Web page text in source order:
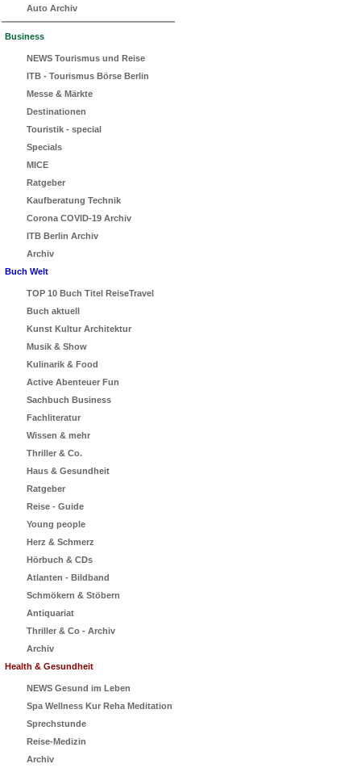
Auto Archiv
Business
NEWS Tourismus und Reise
ITB - Tourismus Börse Berlin
Messe & Märkte
Destinationen
Touristik - special
Specials
MICE
Ratgeber
Kaufberatung Technik
Corona COVID-19 Archiv
ITB Berlin Archiv
Archiv
Buch Welt
TOP 10 Buch Titel ReiseTravel
Buch aktuell
Kunst Kultur Architektur
Musik & Show
Kulinarik & Food
Active Abenteuer Fun
Sachbuch Business
Fachliteratur
Wissen & mehr
Thriller & Co.
Haus & Gesundheit
Ratgeber
Reise - Guide
Young people
Herz & Schmerz
Hörbuch & CDs
Atlanten - Bildband
Schmökern & Stöbern
Antiquariat
Thriller & Co - Archiv
Archiv
Health & Gesundheit
NEWS Gesund im Leben
Spa Wellness Kur Reha Meditation
Sprechstunde
Reise-Medizin
Archiv